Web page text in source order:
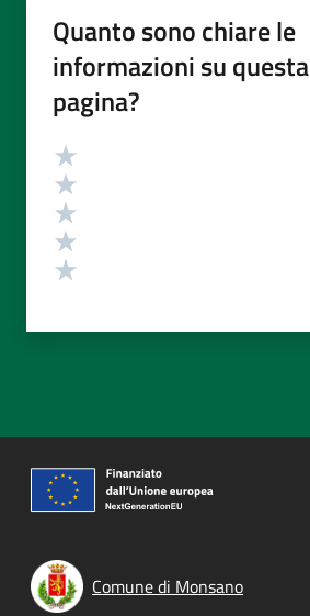
Quanto sono chiare le
informazioni su questa
pagina?
Valutazione
Comune di Monsano